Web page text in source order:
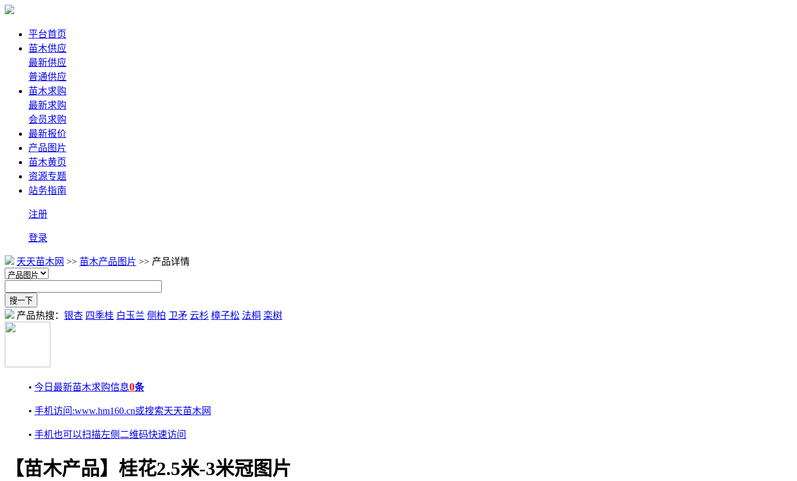
平台首页
苗木供应
最新供应
普通供应
苗木求购
最新求购
会员求购
最新报价
产品图片
苗木黄页
资源专题
站务指南
注册
登录
天天苗木网 >> 苗木产品图片 >> 产品详情
产品热搜： 银杏 四季桂 白玉兰 侧柏 卫矛 云杉 樟子松 法桐 栾树
• 今日最新苗木求购信息0条
• 手机访问:www.hm160.cn或搜索天天苗木网
• 手机也可以扫描左侧二维码快速访问
【苗木产品】桂花2.5米-3米冠图片